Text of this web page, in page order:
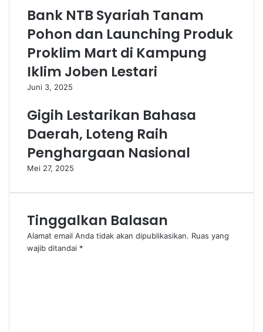
Bank NTB Syariah Tanam
Pohon dan Launching Produk
Proklim Mart di Kampung
Iklim Joben Lestari
Juni 3, 2025
Gigih Lestarikan Bahasa
Daerah, Loteng Raih
Penghargaan Nasional
Mei 27, 2025
Tinggalkan Balasan
Alamat email Anda tidak akan dipublikasikan. Ruas yang
wajib ditandai *